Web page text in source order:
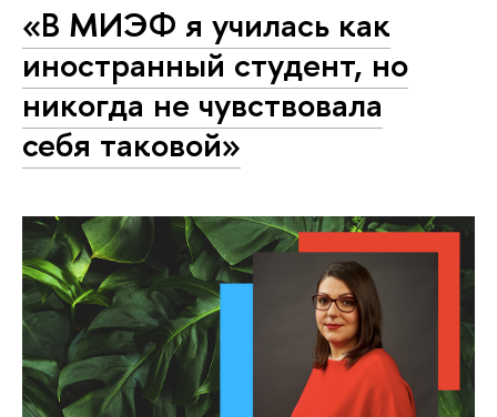
«В МИЭФ я училась как
иностранный студент, но
никогда не чувствовала
себя таковой»